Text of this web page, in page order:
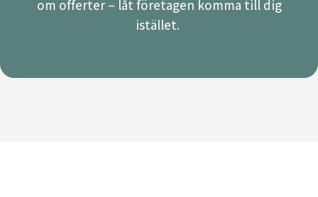
om offerter – låt företagen komma till dig
istället.